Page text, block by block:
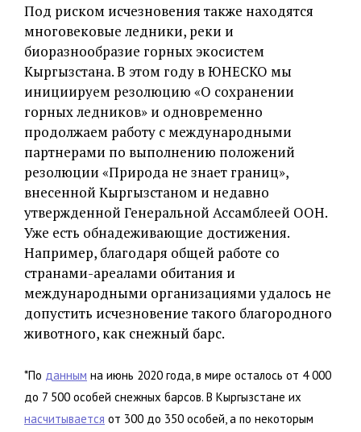
Под риском исчезновения также находятся
многовековые ледники, реки и
биоразнообразие горных экосистем
Кыргызстана. В этом году в ЮНЕСКО мы
инициируем резолюцию «О сохранении
горных ледников» и одновременно
продолжаем работу с международными
партнерами по выполнению положений
резолюции «Природа не знает границ»,
внесенной Кыргызстаном и недавно
утвержденной Генеральной Ассамблеей ООН.
Уже есть обнадеживающие достижения.
Например, благодаря общей работе со
странами-ареалами обитания и
международными организациями удалось не
допустить исчезновение такого благородного
животного, как снежный барс.
*По данным на июнь 2020 года, в мире осталось от 4 000
до 7 500 особей снежных барсов. В Кыргызстане их
насчитывается от 300 до 350 особей, а по некоторым